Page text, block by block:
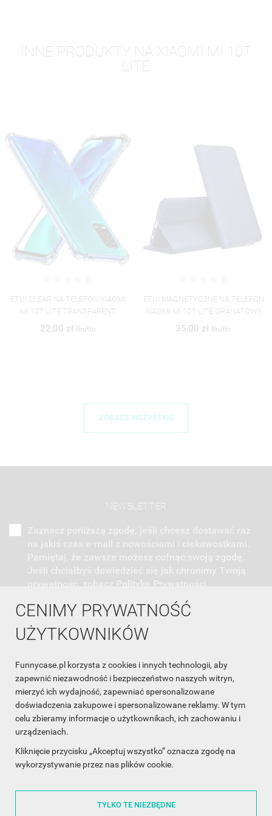
CENIMY PRYWATNOŚĆ
UŻYTKOWNIKÓW
Funnycase.pl korzysta z cookies i innych technologii, aby
zapewnić niezawodność i bezpieczeństwo naszych witryn,
mierzyć ich wydajność, zapewniać spersonalizowane
doświadczenia zakupowe i spersonalizowane reklamy. W tym
celu zbieramy informacje o użytkownikach, ich zachowaniu i
urządzeniach.
Kliknięcie przycisku „Akceptuj wszystko” oznacza zgodę na
wykorzystywanie przez nas plików cookie.
TYLKO TE NIEZBĘDNE
INNE PRODUKTY NA XIAOMI MI 10T
LITE
TELEFON XIAOMI
ETUI MAGNETYCZNE NA TELEFON
XIAOMI MI 10T LITE GRANATOWY
ETUI
XIAOMI MI
ZOBACZ WSZYSTKIE
NEWSLETTER
INFORMACJA O SKLEPIE
INFORMACJE
OBSŁUGA KLIENTA
WSPÓŁPRACA
ŚLEDŹ NAS NA FACEBOOKU